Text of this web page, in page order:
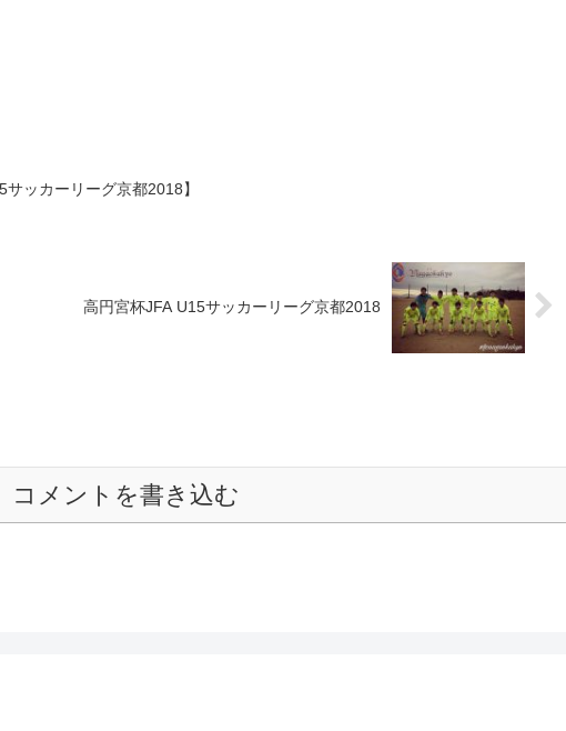
サッカーリーグ京都2018】
高円宮杯JFA U15サッカーリーグ京都2018
コメントを書き込む